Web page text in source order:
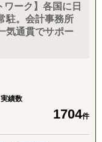
』
して伴走
即戦力化
進出 市場調査サー
」まで、意思決定
ワーク】各国に日
駐。会計事務所
気通貫でサポー
績数
1704件